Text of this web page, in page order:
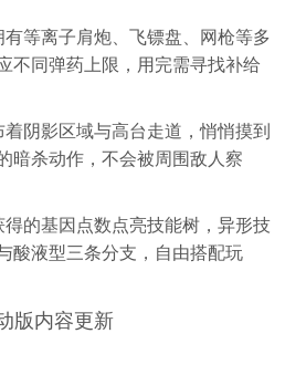
等离子肩炮、飞镖盘、网枪等多
不同弹药上限，用完需寻找补给
阴影区域与高台走道，悄悄摸到
暗杀动作，不会被周围敌人察
的基因点数点亮技能树，异形技
酸液型三条分支，自由搭配玩
版内容更新